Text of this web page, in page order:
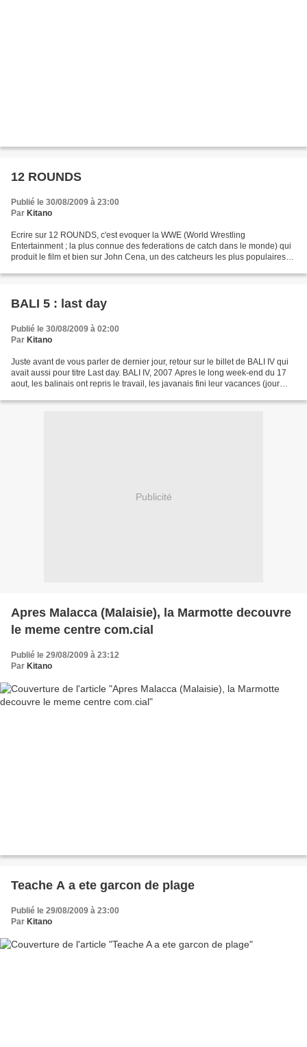
12 ROUNDS
Publié le 30/08/2009 à 23:00
Par Kitano
Ecrire sur 12 ROUNDS, c'est evoquer la WWE (World Wrestling
Entertainment ; la plus connue des federations de catch dans le monde) qui
produit le film et bien sur John Cena, un des catcheurs les plus populaires
BALI 5 : last day
Publié le 30/08/2009 à 02:00
Par Kitano
Juste avant de vous parler de dernier jour, retour sur le billet de BALI IV qui
avait aussi pour titre Last day. BALI IV, 2007 Apres le long week-end du 17
aout, les balinais ont repris le travail, les javanais fini leur vacances (jour
Publicité
Apres Malacca (Malaisie), la Marmotte decouvre
le meme centre com.cial
Publié le 29/08/2009 à 23:12
Par Kitano
Teache A a ete garcon de plage
Publié le 29/08/2009 à 23:00
Par Kitano